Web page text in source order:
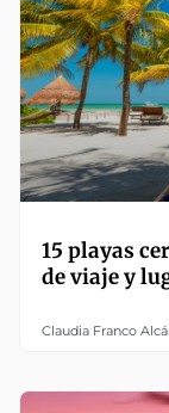
15 playas
de viaje y
Claudia Franco